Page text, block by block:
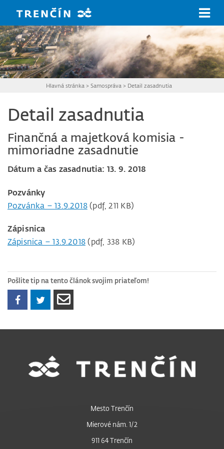
Hlavná stránka >Samospráva > Detail zasadnutia
Detail zasadnutia
Finančná a majetková komisia -
mimoriadne zasadnutie
Dátum a čas zasadnutia: 13. 9. 2018
Pozvánky
Pozvánka – 13.9.2018(pdf, 211 KB)
Zápisnica
Zápisnica – 13.9.2018(pdf, 338 KB)
Pošlite tip na tento článok svojim priateľom!
Mesto Trenčín
Mierové nám. 1/2
911 64 Trenčín